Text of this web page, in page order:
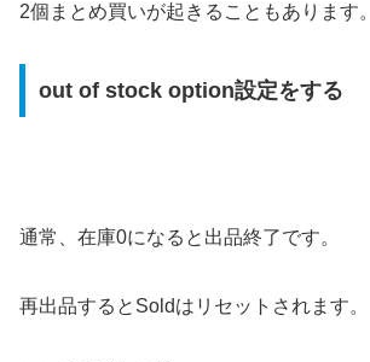
2個まとめ買いが起きることもあります。
out of stock option設定をする
通常、在庫0になると出品終了です。
再出品するとSoldはリセットされます。